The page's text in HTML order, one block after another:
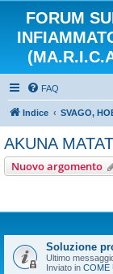
FORUM
FAQ
Indice SVAGO,
AKUNA
Nuovo argomento
Soluzione
Ultimo
Inviato in COME